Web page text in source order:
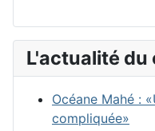
L'actualité du
Océane Mahé :
compliquée»